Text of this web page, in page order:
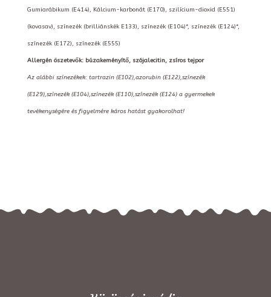
Gumiarábikum (E414), Kálcium-karbonát (E170), szilícium-dioxid (E551)
(kovasav), színezék (brilliánskék E133), színezék (E104)*, színezék (E124)*,
színezék (E172), színezék (E555)
Allergén öszetevők: búzakeményítő, szójalecitin, zsíros tejpor
Az alábbi színezékek: tartrazin (E102),azorubin (E122),színezék
(E129),színezék (E104),színezék (E110),színezék (E124) a gyermekek
tevékenységére és figyelmére káros hatást gyakorolhat!